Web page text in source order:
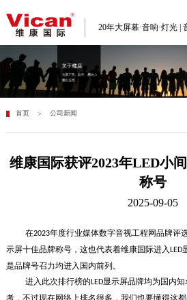
20年大屏幕·音响·灯光 |
首页 > 公司新闻
维康国际获评2023年LED小
称号
2025-09-05
在2023年度行业媒体数字音视工程网品牌评
示屏十佳品牌称号，这也代表着维康国际进入 LED
是品牌号召力均进入国内前列。
进入此次排行榜的LED显示屏品牌均为国内
考，不过现在网络上排名很多，我们也要懂得这